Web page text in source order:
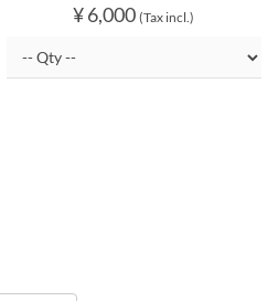
¥ 6,000 (Tax incl.)